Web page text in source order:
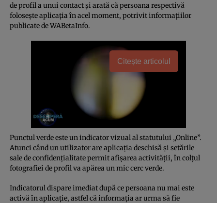
de profil a unui contact și arată că persoana respectivă
folosește aplicația în acel moment, potrivit informațiilor
publicate de WABetaInfo.
Citește articolul
Punctul verde este un indicator vizual al statutului „Online”.
Atunci când un utilizator are aplicația deschisă și setările
sale de confidențialitate permit afișarea activității, în colțul
fotografiei de profil va apărea un mic cerc verde.
Indicatorul dispare imediat după ce persoana nu mai este
activă în aplicație, astfel că informația ar urma să fie